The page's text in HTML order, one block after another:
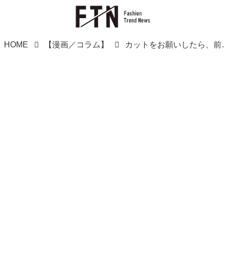
HOME 【漫画／コラム】 カットをお願いしたら、前髪が